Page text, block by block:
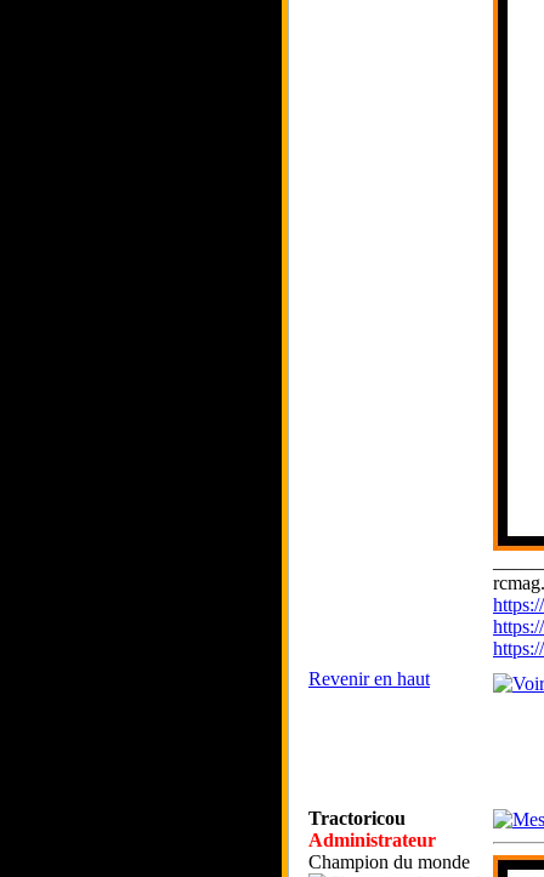
Revenir en haut
Tractoricou
Administrateur
Champion du monde